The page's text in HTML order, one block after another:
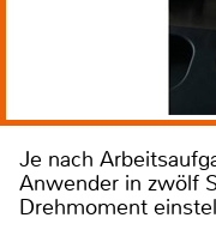
Je nach
Anwender in zwölf
Drehmoment